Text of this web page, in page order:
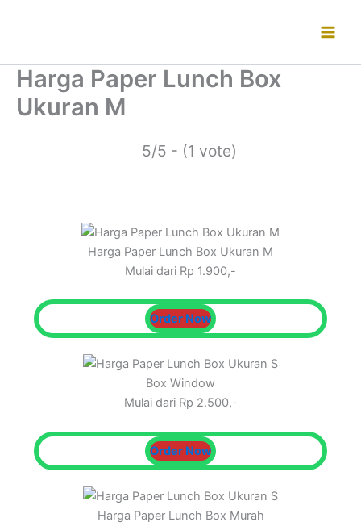
Harga Paper Lunch Box
Ukuran M
5/5 - (1 vote)
Harga Paper Lunch Box Ukuran M
Mulai dari Rp 1.900,-
Order Now
Box Window
Mulai dari Rp 2.500,-
Order Now
Harga Paper Lunch Box Murah